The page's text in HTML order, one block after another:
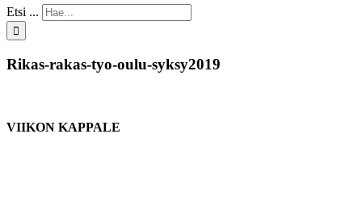
Etsi ...
Rikas-rakas-tyo-oulu-syksy2019
VIIKON KAPPALE